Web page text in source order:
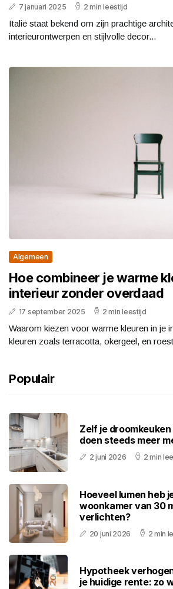
7 januari 2025 2 min leestijd
Italië staat bekend om zijn prachtige
interieurontwerpen en stijlvolle decor...
Algemeen
Hoe combineer je warme
interieur zonder overdaad
17 september 2025 2 min leestijd
Waarom kiezen voor warme kleuren in je
kleuren zoals terracotta, okergeel, en
Populair
Zelf je
doen steeds meer
2 juni 2026 2 min
Hoeveel lumen heb
woonkamer van 30
verlichten?
20 juni 2026 2 min
Hypotheek
je huidige rente: zo